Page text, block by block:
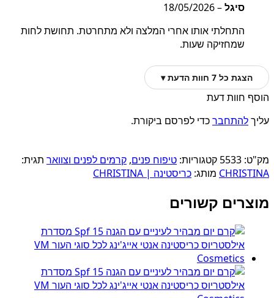
סיגל–
18/05/2026
התחלתי אותו אחרי המלצה ולא מתחרטת. תחושת לחות
שמחזיקה שעות.
הצגת כל 7 חוות הדעת ▾
הוסף חוות דעת
עליךלהתחברכדי לפרסם ביקורת.
מק"ט: 5533 קטגוריות: טיפוח פנים, קרמים לפנים וצוואר תגית:
CHRISTINA מותג: כריסטינה | CHRISTINA
מוצרים קשורים